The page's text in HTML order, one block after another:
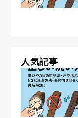
人気記事